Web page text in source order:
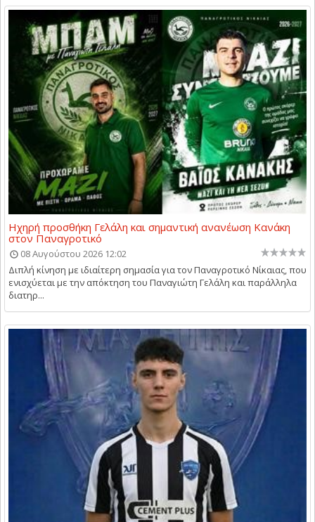
Ηχηρή προσθήκη Γελάλη και σημαντική ανανέωση Κανάκη
στον Παναγροτικό
08 Αυγούστου 2026 12:02
Διπλή κίνηση με ιδιαίτερη σημασία για τον Παναγροτικό Νίκαιας, που
ενισχύεται με την απόκτηση του Παναγιώτη Γελάλη και παράλληλα
διατηρ...